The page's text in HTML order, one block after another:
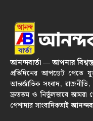
আনন্দবার্তা — আপনার
প্রতিদিনের আপডেট পেতে
আন্তর্জাতিক সংবাদ,
দ্রুততম ও নির্ভুলভাবে আমরা
পেশাদার সাংবাদিকতাই